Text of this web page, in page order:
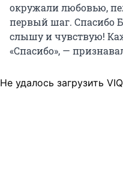
окружали любовью,
первый шаг. Спасибо
слышу и чувствую!
«Спасибо», —
Не удалось загрузить